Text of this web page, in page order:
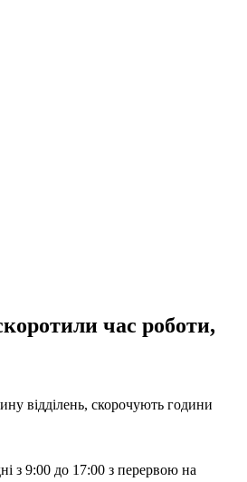
час роботи,
відділень, скорочують години
з 9:00 до 17:00 з перервою на